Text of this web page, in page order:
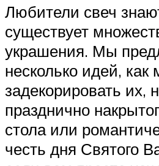
Любители свеч
существует
украшения. Мы
несколько идей, как
задекорировать их,
празднично
стола или
честь дня Святого